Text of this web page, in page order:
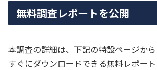
無料調査レポートを公開
本調査の詳細は、下記の特設ページから
すぐにダウンロードできる無料レポート